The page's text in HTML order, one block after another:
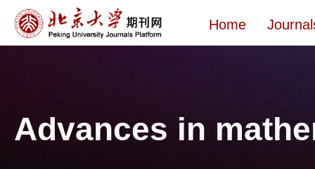
Home
Advances in